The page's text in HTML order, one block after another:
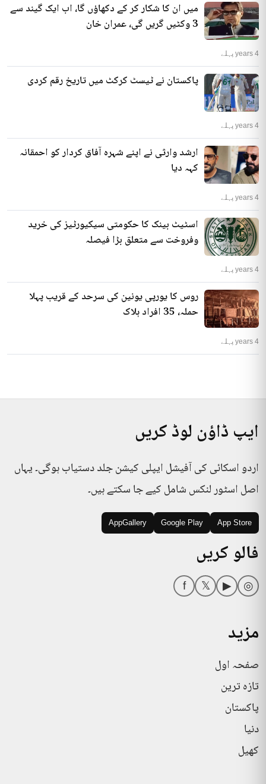
میں ان کا شکار کر کے دکھاؤں گا، اب ایک گیند سے
3 وکٹیں گریں گی، عمران خان
4 years پہلے
پاکستان نے ٹیسٹ کرکٹ میں تاریخ رقم کردی
4 years پہلے
ارشد وارثی نے اپنے شہرہ آفاق کردار کو احمقانہ
کہہ دیا
4 years پہلے
اسٹیٹ بینک کا حکومتی سیکیورٹیز کی خرید
وفروخت سے متعلق بڑا فیصلہ
4 years پہلے
روس کا یورپی یونین کی سرحد کے قریب پہلا
حملہ، 35 افراد ہلاک
4 years پہلے
ایپ ڈاؤن لوڈ کریں
اردو اسکائی کی آفیشل ایپلی کیشن جلد دستیاب ہوگی۔ یہاں
اصل اسٹور لنکس شامل کیے جا سکتے ہیں۔
App Store
Google Play
AppGallery
فالو کریں
◎
▶
𝕏
f
مزید
صفحہ اول
تازہ ترین
پاکستان
دنیا
کھیل